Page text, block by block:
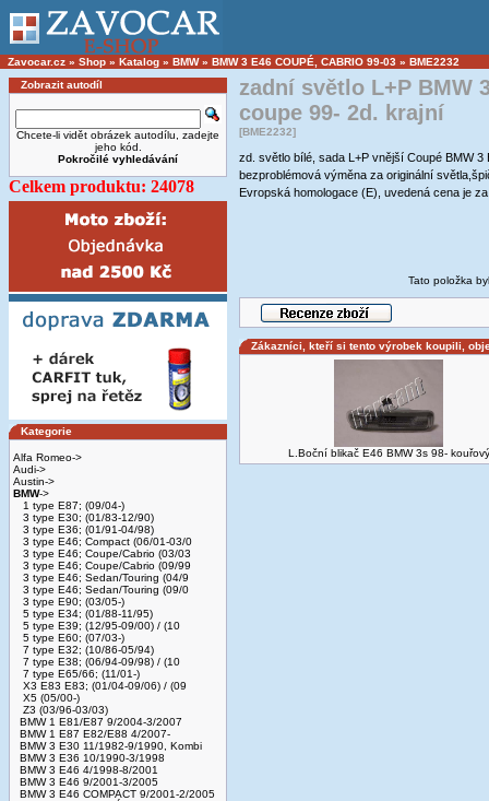
Zavocar.cz » Shop » Katalog » BMW» BMW 3 E46 COUPÉ, CABRIO 99-03 » BME2232
Zobrazit autodíl
Chcete-li vidět obrázek autodílu, zadejte
jeho kód.
Pokročilé vyhledávání
Celkem produktu: 24078
Kategorie
Alfa Romeo->
Audi->
Austin->
BMW->
1 type E87; (09/04-)
3 type E30; (01/83-12/90)
3 type E36; (01/91-04/98)
3 type E46; Compact (06/01-03/0
3 type E46; Coupe/Cabrio (03/03
3 type E46; Coupe/Cabrio (09/99
3 type E46; Sedan/Touring (04/9
3 type E46; Sedan/Touring (09/0
3 type E90; (03/05-)
5 type E34; (01/88-11/95)
5 type E39; (12/95-09/00) / (10
5 type E60; (07/03-)
7 type E32; (10/86-05/94)
7 type E38; (06/94-09/98) / (10
7 type E65/66; (11/01-)
X3 E83 E83; (01/04-09/06) / (09
X5 (05/00-)
Z3 (03/96-03/03)
BMW 1 E81/E87 9/2004-3/2007
BMW 1 E87 E82/E88 4/2007-
BMW 3 E30 11/1982-9/1990, Kombi
BMW 3 E36 10/1990-3/1998
BMW 3 E46 4/1998-8/2001
BMW 3 E46 9/2001-3/2005
BMW 3 E46 COMPACT 9/2001-2/2005
zadní světlo L+P BMW
coupe 99- 2d. krajní
[BME2232]
zd. světlo bílé, sada L+P vnější Coupé BMW
bezproblémová výměna za originální
Evropská homologace (E), uvedená cena je
Tato položka
Zákazníci, kteří si tento výrobek koupili,
L.Boční blikač E46 BMW 3s 98- kouřový